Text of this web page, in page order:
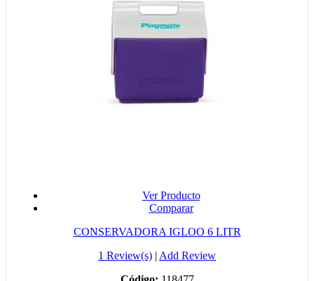
Ver Producto
Comparar
CONSERVADORA IGLOO 6 LITR
1 Review(s) | Add Review